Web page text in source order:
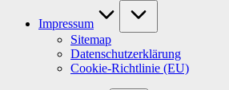
Impressum
Sitemap
Datenschutzerklärung
Cookie-Richtlinie (EU)